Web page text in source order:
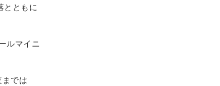
とともに
ルマイニ
では